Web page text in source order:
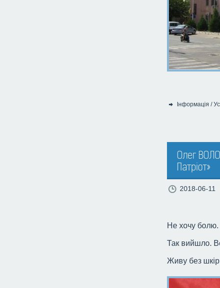
Інформація /
Олег
Патріот»
2018-06-11
Не хочу болю.
Так вийшло.
Живу без